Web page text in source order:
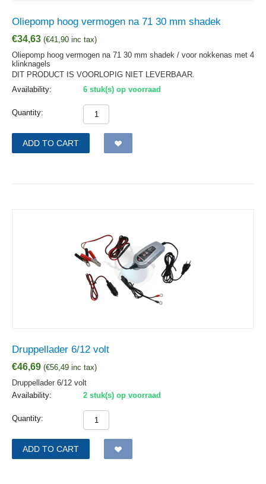
Oliepomp hoog vermogen na 71 30 mm shadek
€34,63 (€41,90 inc tax)
Oliepomp hoog vermogen na 71 30 mm shadek / voor nokkenas met 4
klinknagels
DIT PRODUCT IS VOORLOPIG NIET LEVERBAAR.
Availability:
6 stuk(s) op voorraad
Quantity:
ADD TO CART
Druppellader 6/12 volt
€46,69 (€56,49 inc tax)
Druppellader 6/12 volt
Availability:
2 stuk(s) op voorraad
Quantity:
ADD TO CART